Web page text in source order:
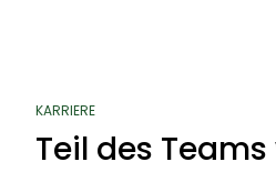
KARRIERE
Teil des